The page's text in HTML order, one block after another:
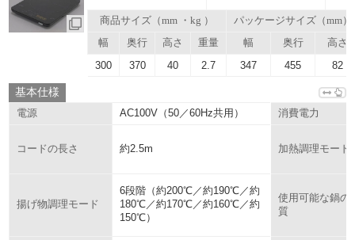
商品サイズ（mm ・kg ）
パッケージサイズ（mm）
幅
奥行 高さ 重量 幅 奥行 高さ
300 370 40 2.7 347 455 82
基本仕様
電源 AC100V（50／60Hz共用） 消費電力
コードの長さ 約2.5m 加熱調理モード
揚げ物調理モード
6段階（約200℃／約190℃／約
180℃／約170℃／約160℃／約
150℃）
使用可能な鍋の
質